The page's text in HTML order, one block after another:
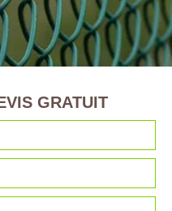
GRATUIT